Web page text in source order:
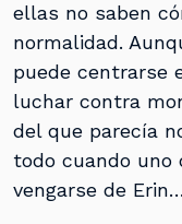
ellas no saben
normalidad.
puede centrarse
luchar contra
del que parecía
todo cuando uno
vengarse de Erin…